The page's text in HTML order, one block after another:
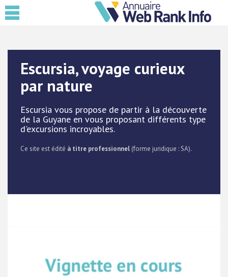
Escursia, voyage curieux
par nature
Escursia vous propose de partir à la découverte
de la Guyane en vous proposant différents type
d'excursions incroyables.
Ce site est édité à titre professionnel (forme juridique : SA).